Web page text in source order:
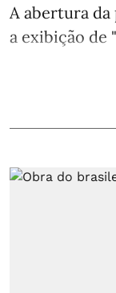
A abertura da
a exibição de